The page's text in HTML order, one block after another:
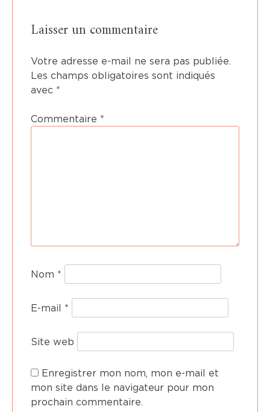
Laisser un commentaire
Votre adresse e-mail ne sera pas publiée.
Les champs obligatoires sont indiqués
avec *
Commentaire *
Nom *
E-mail *
Site web
Enregistrer mon nom, mon e-mail et
mon site dans le navigateur pour mon
prochain commentaire.